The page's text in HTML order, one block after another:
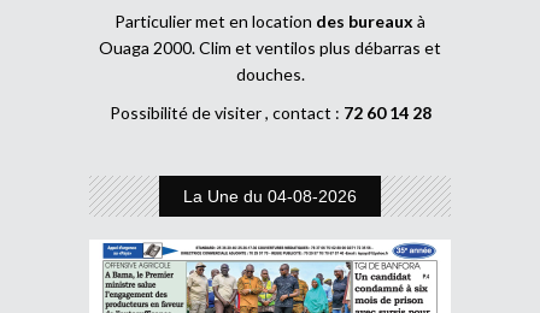
Particulier met en location des bureaux à
Ouaga 2000. Clim et ventilos plus débarras et
douches.
Possibilité de visiter , contact : 72 60 14 28
La Une du 04-08-2026